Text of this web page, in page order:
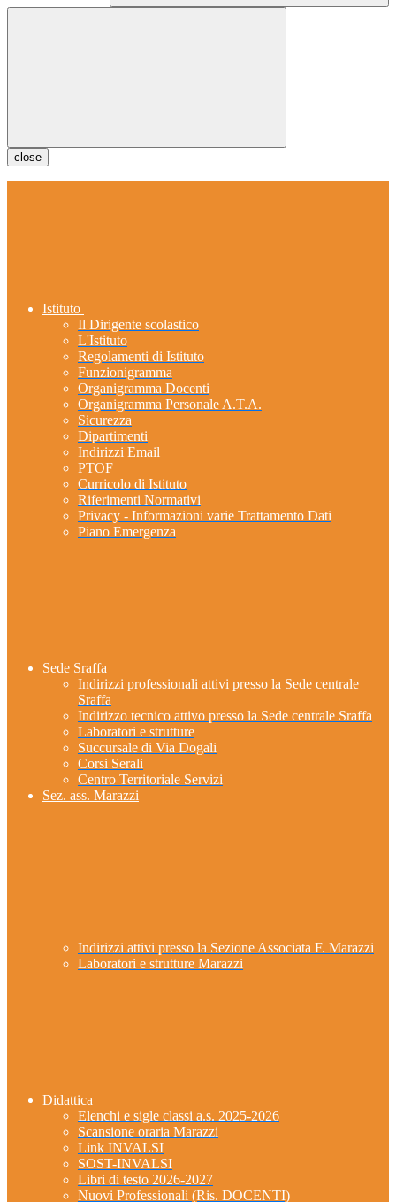
close
Istituto
Il Dirigente scolastico
L'Istituto
Regolamenti di Istituto
Funzionigramma
Organigramma Docenti
Organigramma Personale A.T.A.
Sicurezza
Dipartimenti
Indirizzi Email
PTOF
Curricolo di Istituto
Riferimenti Normativi
Privacy - Informazioni varie Trattamento Dati
Piano Emergenza
Sede Sraffa
Indirizzi professionali attivi presso la Sede centrale
Sraffa
Indirizzo tecnico attivo presso la Sede centrale Sraffa
Laboratori e strutture
Succursale di Via Dogali
Corsi Serali
Centro Territoriale Servizi
Sez. ass. Marazzi
Indirizzi attivi presso la Sezione Associata F. Marazzi
Laboratori e strutture Marazzi
Didattica
Elenchi e sigle classi a.s. 2025-2026
Scansione oraria Marazzi
Link INVALSI
SOST-INVALSI
Libri di testo 2026-2027
Nuovi Professionali (Ris. DOCENTI)